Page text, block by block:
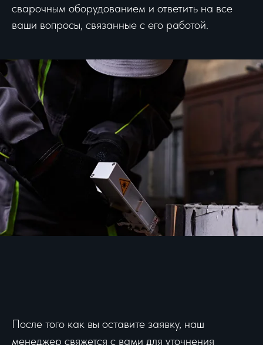
сварочным оборудованием и ответить на все
ваши вопросы, связанные с его работой.
После того как вы оставите заявку, наш
менеджер свяжется с вами для уточнения